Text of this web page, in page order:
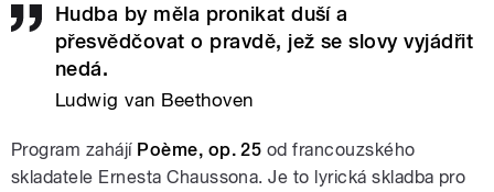
Hudba by měla pronikat duší a
přesvědčovat o pravdě, jež se slovy vyjádřit
nedá.
Ludwig van Beethoven
Program zahájí Poème, op. 25 od francouzského
skladatele Ernesta Chaussona. Je to lyrická skladba pro